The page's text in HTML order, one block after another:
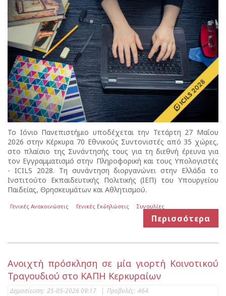
Το Ιόνιο Πανεπιστήμιο υποδέχεται την Τετάρτη 27 Μαΐου
2026 στην Κέρκυρα 70 Εθνικούς Συντονιστές από 35 χώρες,
στο πλαίσιο της Συνάντησής τους για τη διεθνή έρευνα για
τον Εγγραμματισμό στην Πληροφορική και τους Υπολογιστές
- ICILS 2028. Τη συνάντηση διοργανώνει στην Ελλάδα το
Ινστιτούτο Εκπαιδευτικής Πολιτικής (ΙΕΠ) του Υπουργείου
Παιδείας, Θρησκευμάτων και Αθλητισμού.
Γενικές Ανακοινώσεις Γενικές Εκδηλώσεις Συναυλίες
Περισσότερα
Ανοιχτή πρόσκληση σε μία γιορτή Κοινοτικού
Τραγουδιού στο ΚΑΠΗ Κερκυραίων
Δημοσίευση: 25-05-2026 09:17 Προβολές: 464